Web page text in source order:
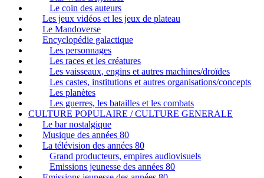
Le coin des auteurs
Les jeux vidéos et les jeux de plateau
Le Mandoverse
Encyclopédie galactique
Les personnages
Les races et les créatures
Les vaisseaux, engins et autres machines/droïdes
Les castes, institutions et autres organisations/concepts
Les planètes
Les guerres, les batailles et les combats
CULTURE POPULAIRE / CULTURE GENERALE
Le bar nostalgique
Musique des années 80
La télévision des années 80
Grand producteurs, empires audiovisuels
Emissions jeunesse des années 80